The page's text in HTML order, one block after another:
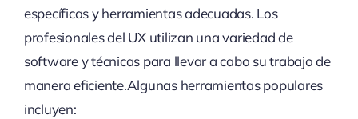
específicas y herramientas adecuadas. Los
profesionales del UX utilizan una variedad de
software y técnicas para llevar a cabo su trabajo de
manera eficiente.Algunas herramientas populares
incluyen: